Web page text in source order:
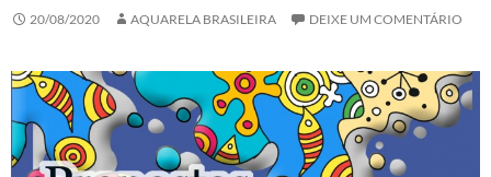
20/08/2020 AQUARELA BRASILEIRA DEIXE UM COMENTÁRIO